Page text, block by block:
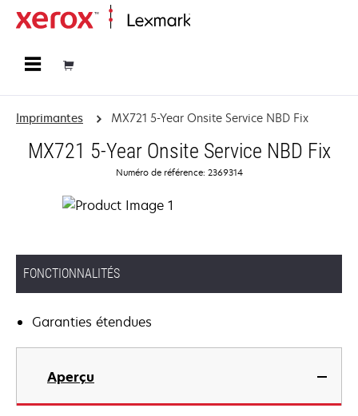
Imprimantes MX721 5-Year Onsite Service NBD Fix
MX721 5-Year Onsite Service NBD Fix
Numéro de référence: 2369314
FONCTIONNALITÉS
Garanties étendues
Aperçu